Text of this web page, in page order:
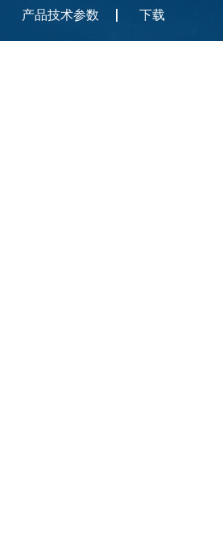
产品技术参数 下载